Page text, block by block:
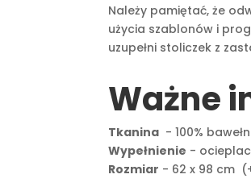
Należy pamiętać, że
użycia szablonów i
uzupełni stoliczek z
Ważne
Tkanina - 100%
Wypełnienie -
Rozmiar - 62 x 98 cm